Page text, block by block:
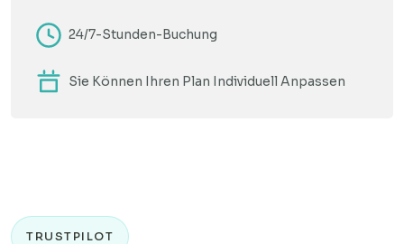
24/7-Stunden-Buchung
Sie Können Ihren Plan Individuell Anpassen
TRUSTPILOT